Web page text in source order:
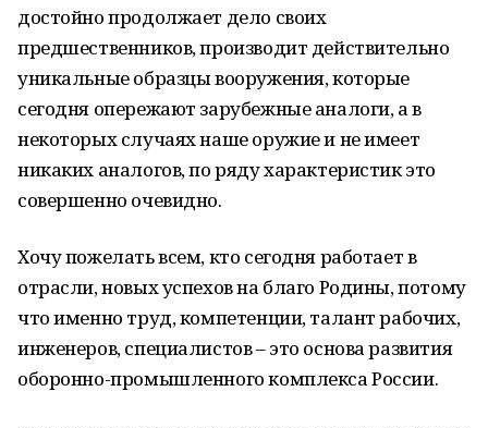
достойно продолжает дело своих
предшественников, производит действительно
уникальные образцы вооружения, которые
сегодня опережают зарубежные аналоги, а в
некоторых случаях наше оружие и не имеет
никаких аналогов, по ряду характеристик это
совершенно очевидно.
Хочу пожелать всем, кто сегодня работает в
отрасли, новых успехов на благо Родины, потому
что именно труд, компетенции, талант рабочих,
инженеров, специалистов – это основа развития
оборонно-промышленного комплекса России.